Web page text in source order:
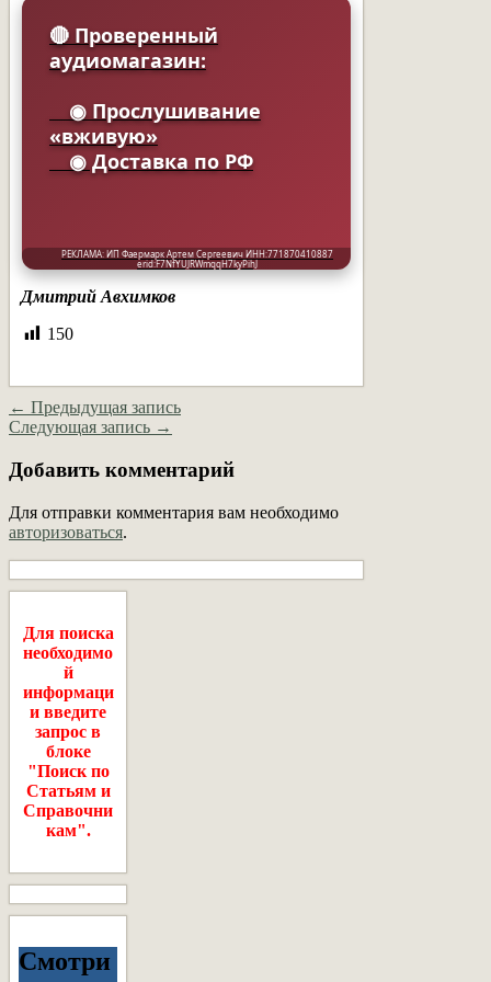
🔴 Проверенный
аудиомагазин:
◉ Прослушивание
«вживую»
◉ Доставка по РФ
РЕКЛАМА: ИП Фаермарк Артем Сергеевич ИНН:771870410887
erid:F7NfYUJRWmqqH7kyPihJ
Дмитрий Авхимков
150
← Предыдущая запись
Следующая запись →
Добавить комментарий
Для отправки комментария вам необходимо
авторизоваться.
Для поиска
необходимо
й
информаци
и введите
запрос в
блоке
"Поиск по
Статьям и
Справочни
кам".
Смотри